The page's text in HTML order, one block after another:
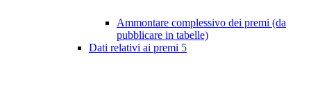
Ammontare complessivo dei premi (da
pubblicare in tabelle)
Dati relativi ai premi 5